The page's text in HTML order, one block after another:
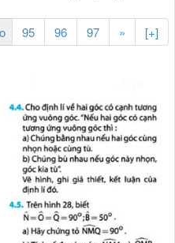
95 96 97 » [+]